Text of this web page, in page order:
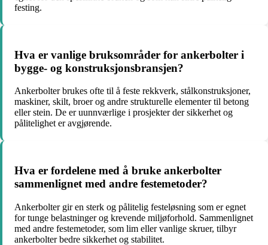
festing.
Hva er vanlige bruksområder for ankerbolter i
bygge- og konstruksjonsbransjen?
Ankerbolter brukes ofte til å feste rekkverk, stålkonstruksjoner,
maskiner, skilt, broer og andre strukturelle elementer til betong
eller stein. De er uunnværlige i prosjekter der sikkerhet og
pålitelighet er avgjørende.
Hva er fordelene med å bruke ankerbolter
sammenlignet med andre festemetoder?
Ankerbolter gir en sterk og pålitelig festeløsning som er egnet
for tunge belastninger og krevende miljøforhold. Sammenlignet
med andre festemetoder, som lim eller vanlige skruer, tilbyr
ankerbolter bedre sikkerhet og stabilitet.